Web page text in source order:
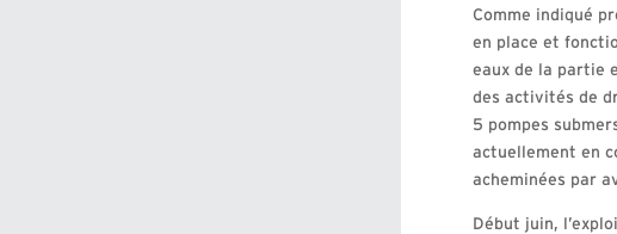
Comme indiqué
en place et
eaux de la partie
des activités de
5 pompes
actuellement en
acheminées par
Début juin,